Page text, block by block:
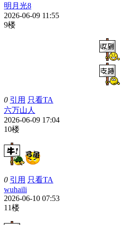
明月光8
2026-06-09 11:55
9楼
0 引用 只看TA
六万山人
2026-06-09 17:04
10楼
0 引用 只看TA
wuhaili
2026-06-10 07:53
11楼